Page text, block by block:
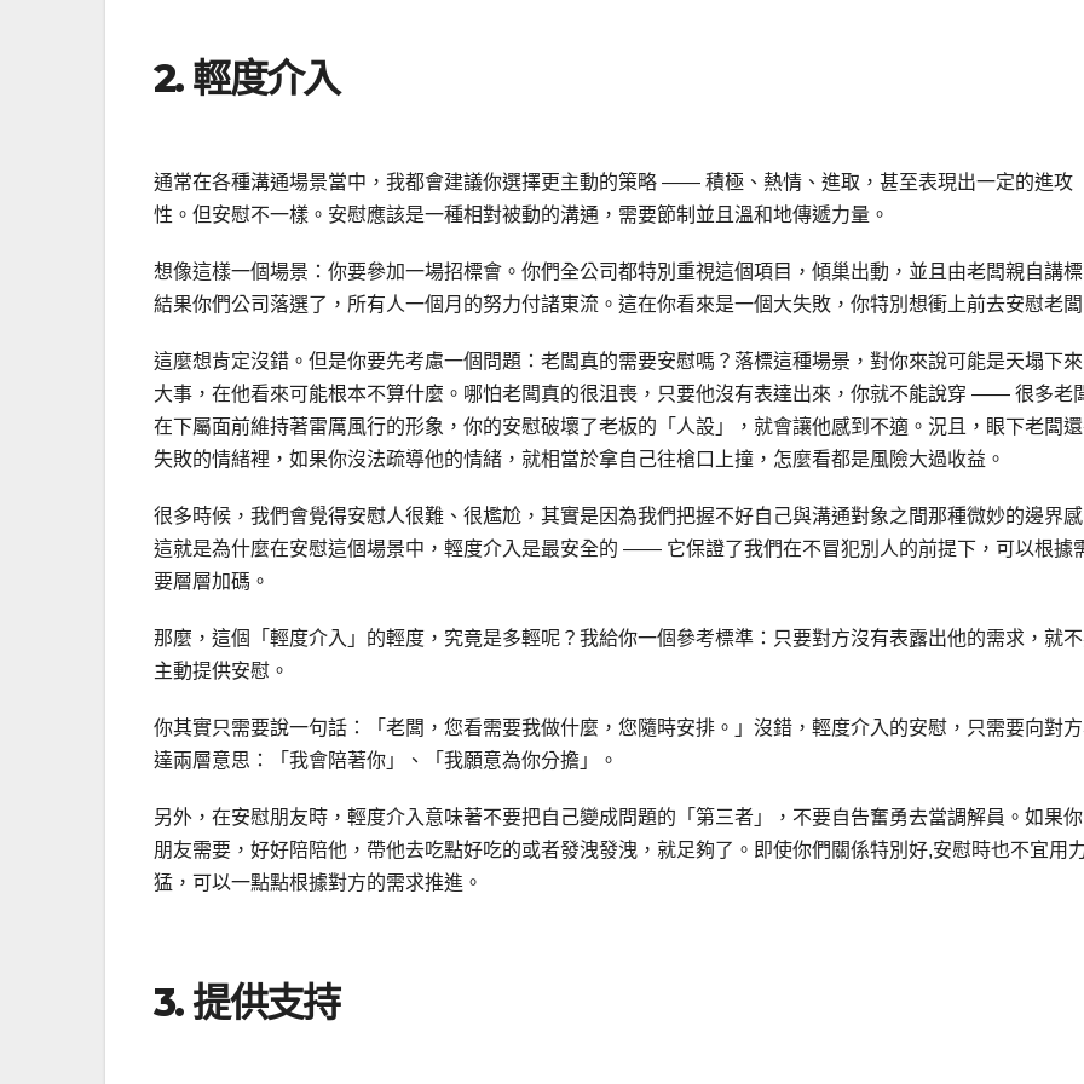
2. 輕度介入
通常在各種溝通場景當中，我都會建議你選擇更主動的策略 —— 積極、熱情、進取，甚至表現出一定的進攻
性。但安慰不一樣。安慰應該是一種相對被動的溝通，需要節制並且溫和地傳遞力量。
想像這樣一個場景：你要參加一場招標會。你們全公司都特別重視這個項目，傾巢出動，並且由老闆親自講標
結果你們公司落選了，所有人一個月的努力付諸東流。這在你看來是一個大失敗，你特別想衝上前去安慰老闆
這麼想肯定沒錯。但是你要先考慮一個問題：老闆真的需要安慰嗎？落標這種場景，對你來說可能是天塌下
大事，在他看來可能根本不算什麼。哪怕老闆真的很沮喪，只要他沒有表達出來，你就不能說穿 —— 很多老
在下屬面前維持著雷厲風行的形象，你的安慰破壞了老板的「人設」，就會讓他感到不適。況且，眼下老闆
失敗的情緒裡，如果你沒法疏導他的情緒，就相當於拿自己往槍口上撞，怎麼看都是風險大過收益。
很多時候，我們會覺得安慰人很難、很尷尬，其實是因為我們把握不好自己與溝通對象之間那種微妙的邊界感
這就是為什麼在安慰這個場景中，輕度介入是最安全的 —— 它保證了我們在不冒犯別人的前提下，可以根據
要層層加碼。
那麼，這個「輕度介入」的輕度，究竟是多輕呢？我給你一個參考標準：只要對方沒有表露出他的需求，就
主動提供安慰。
你其實只需要說一句話：「老闆，您看需要我做什麼，您隨時安排。」沒錯，輕度介入的安慰，只需要向對
達兩層意思：「我會陪著你」、「我願意為你分擔」。
另外，在安慰朋友時，輕度介入意味著不要把自己變成問題的「第三者」，不要自告奮勇去當調解員。如果
朋友需要，好好陪陪他，帶他去吃點好吃的或者發洩發洩，就足夠了。即使你們關係特別好,安慰時也不宜用
猛，可以一點點根據對方的需求推進。
3. 提供支持